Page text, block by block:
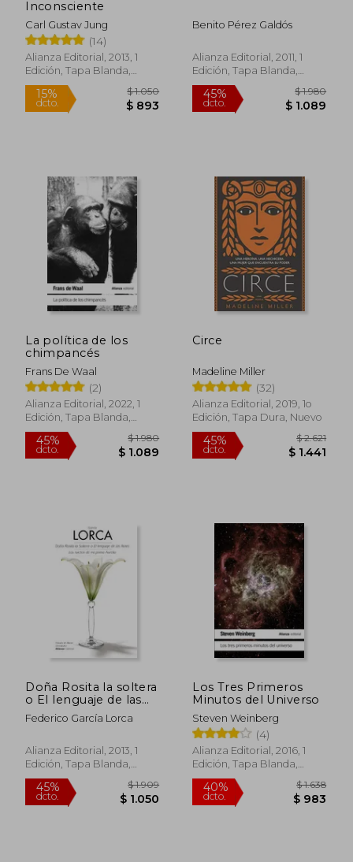
50%
dcto.
15%
Inconsciente
Carl Gustav Jung
(14)
Alianza Editorial, 2013, 1
Edición, Tapa Blanda,
Nuevo
15%
Benito Pérez Galdós
Alianza Editorial, 2011, 1
Edición, Tapa Blanda,
Nuevo
45%
La política de los
chimpancés
Frans De Waal
(2)
Alianza Editorial, 2022, 1
Edición, Tapa Blanda,
Nuevo
45% $ 1.980
Circe
Madeline Miller
(32)
Alianza Editorial, 2019, 1o
Edición, Tapa Dura, Nuevo
45%
Doña Rosita la soltera
o El lenguaje de las
flores ; Los sueños de
mi prima Aurelia
Federico García Lorca
Alianza Editorial, 2013, 1
Edición, Tapa Blanda,
Nuevo
Los Tres Primeros
Minutos del Universo
Steven Weinberg
(4)
Alianza Editorial, 2016, 1
Edición, Tapa Blanda,
Nuevo